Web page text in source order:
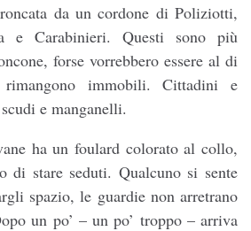
da un cordone di Poliziotti,
e Carabinieri. Questi sono più
forse vorrebbero essere al di
immobili. Cittadini e
e manganelli.
ha un foulard colorato al collo,
di stare seduti. Qualcuno si sente
spazio, le guardie non arretrano
un po’ – un po’ troppo – arriva